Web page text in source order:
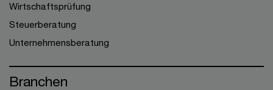
Wirtschaftsprüfung
Steuerberatung
Unternehmensberatung
Branchen